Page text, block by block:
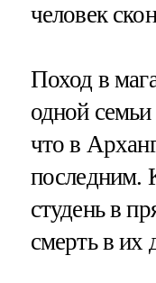
человек
Поход в
одной
что в
последним.
студень в
смерть в их